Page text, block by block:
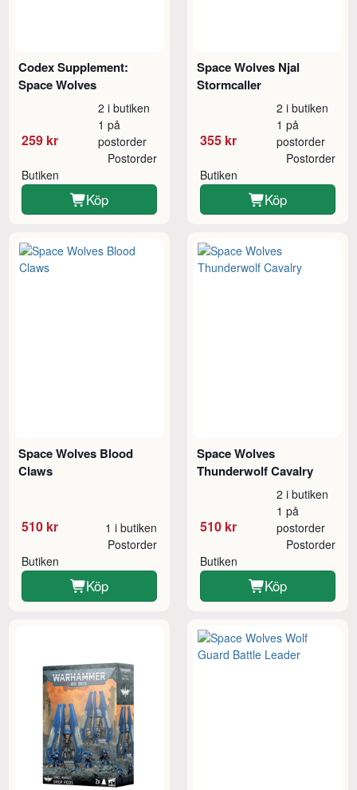
Codex Supplement:
Space Wolves
259 kr
2 i butiken
1 på
postorder
Butiken
Postorder
Köp
Space Wolves Njal
Stormcaller
355 kr
2 i butiken
1 på
postorder
Butiken
Postorder
Köp
Space Wolves Blood
Claws
510 kr 1 i butiken
Butiken
Postorder
Köp
Space Wolves
Thunderwolf Cavalry
510 kr
2 i butiken
1 på
postorder
Butiken
Postorder
Köp